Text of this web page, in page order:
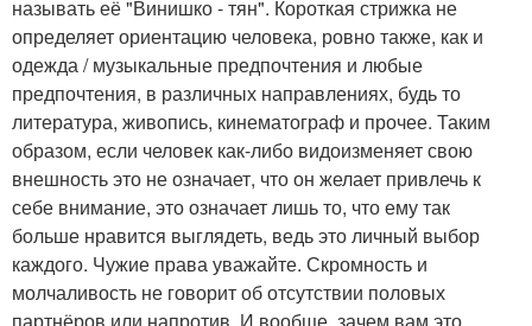
называть её "Винишко - тян". Короткая стрижка не
определяет ориентацию человека, ровно также, как и
одежда / музыкальные предпочтения и любые
предпочтения, в различных направлениях, будь то
литература, живопись, кинематограф и прочее. Таким
образом, если человек как-либо видоизменяет свою
внешность это не означает, что он желает привлечь к
себе внимание, это означает лишь то, что ему так
больше нравится выглядеть, ведь это личный выбор
каждого. Чужие права уважайте. Скромность и
молчаливость не говорит об отсутствии половых